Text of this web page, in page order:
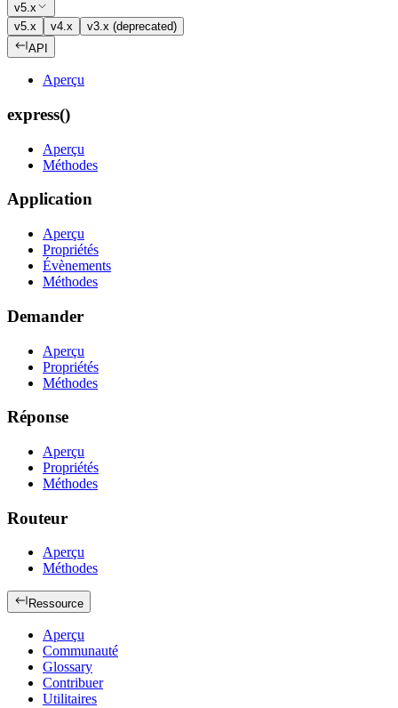
v5.x
v5.x
v4.x
v3.x (deprecated)
API
Aperçu
express()
Aperçu
Méthodes
Application
Aperçu
Propriétés
Évènements
Méthodes
Demander
Aperçu
Propriétés
Méthodes
Réponse
Aperçu
Propriétés
Méthodes
Routeur
Aperçu
Méthodes
Ressource
Aperçu
Communauté
Glossary
Contribuer
Utilitaires